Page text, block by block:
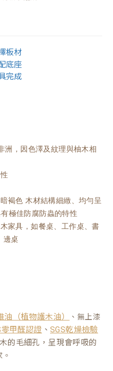
洲，因色澤及紋理與柚木相
褐色 木材結構細緻、均勻呈
極佳防腐防蟲的特性
家具，如餐桌、工作桌、書
邊桌
（植物護木油）
、無上漆
零甲醛認證 、SGS乾燥檢驗
的毛細孔，呈現會呼吸的